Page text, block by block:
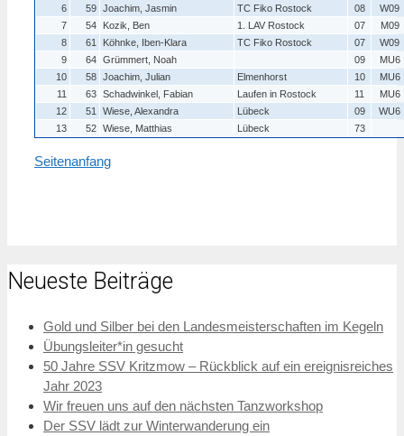
6 59 Joachim, Jasmin TC Fiko Rostock 08
W09
7
54 Kozik, Ben 1. LAV Rostock 07
M09
8
61 Köhnke, Iben-Klara TC Fiko Rostock 07
W09
9
64 Grümmert, Noah 09
MU6
10
58 Joachim, Julian Elmenhorst 10
MU6
11
63 Schadwinkel, Fabian Laufen in Rostock 11
MU6
12
51 Wiese, Alexandra Lübeck 09
WU6
13
52 Wiese, Matthias Lübeck 73
Seitenanfang
Neueste Beiträge
Gold und Silber bei den Landesmeisterschaften im Kegeln
Übungsleiter*in gesucht
50 Jahre SSV Kritzmow – Rückblick auf ein ereignisreiches
Jahr 2023
Wir freuen uns auf den nächsten Tanzworkshop
Der SSV lädt zur Winterwanderung ein